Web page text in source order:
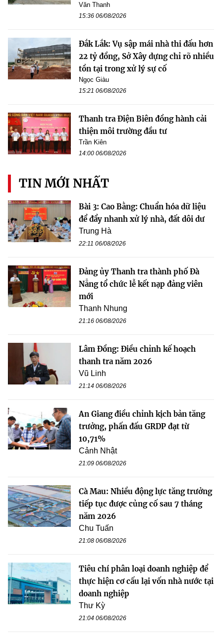
Văn Thanh
15:36 06/08/2026
Đắk Lắk: Vụ sập mái nhà thi đấu hơn
22 tỷ đồng, Sở Xây dựng chỉ rõ nhiều
tồn tại trong xử lý sự cố
Ngọc Giàu
15:21 06/08/2026
Thanh tra Điện Biên đồng hành cải
thiện môi trường đầu tư
Trần Kiên
14:00 06/08/2026
TIN MỚI NHẤT
Bài 3: Cao Bằng: Chuẩn hóa dữ liệu
để đẩy nhanh xử lý nhà, đất dôi dư
Trung Hà
22:11 06/08/2026
Đảng ủy Thanh tra thành phố Đà
Nẵng tổ chức lễ kết nạp đảng viên
mới
Thanh Nhung
21:16 06/08/2026
Lâm Đồng: Điều chỉnh kế hoạch
thanh tra năm 2026
Vũ Linh
21:14 06/08/2026
An Giang điều chỉnh kịch bản tăng
trưởng, phấn đấu GRDP đạt từ
10,71%
Cảnh Nhật
21:09 06/08/2026
Cà Mau: Nhiều động lực tăng trưởng
tiếp tục được củng cố sau 7 tháng
năm 2026
Chu Tuấn
21:08 06/08/2026
Tiêu chí phân loại doanh nghiệp để
thực hiện cơ cấu lại vốn nhà nước tại
doanh nghiệp
Thư Kỳ
21:04 06/08/2026